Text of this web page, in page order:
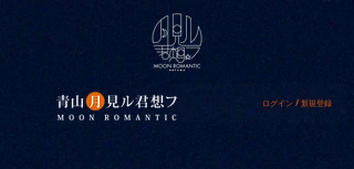
ログイン / 新規登録